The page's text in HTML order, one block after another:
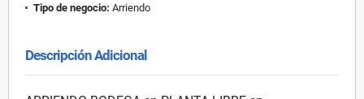
Tipo de negocio: Arriendo
Descripción Adicional